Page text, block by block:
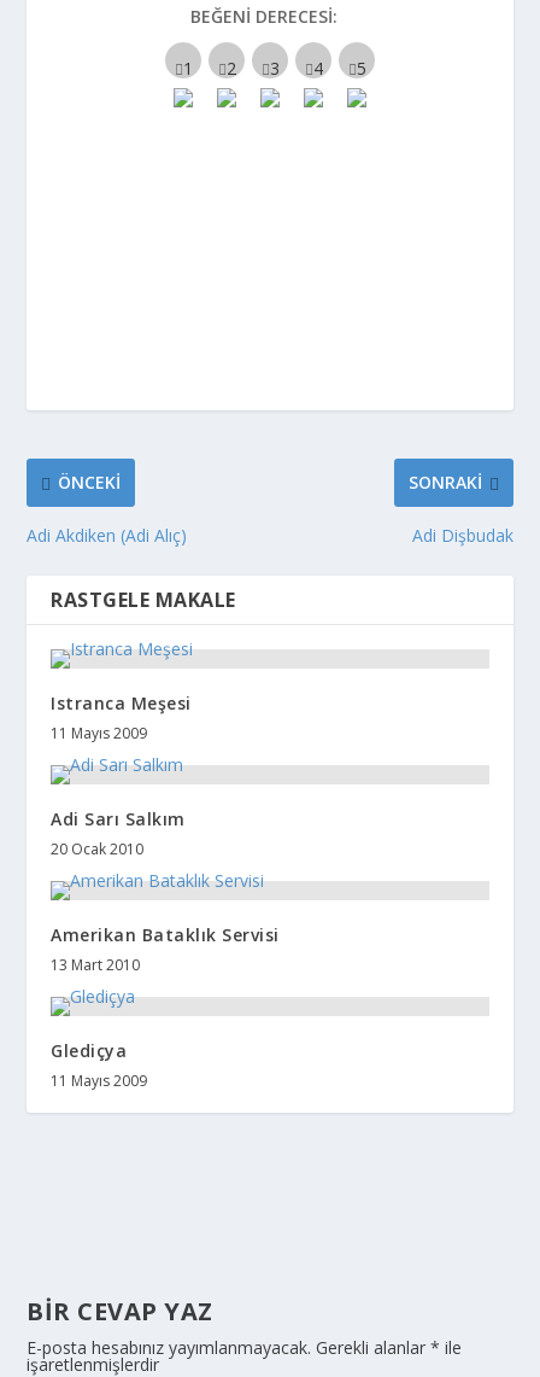
BEĞENI DERECESI:
ÖNCEKI
Adi Akdiken (Adi Alıç)
SONRAKI
Adi Dişbudak
RASTGELE MAKALE
Istranca Meşesi
11 Mayıs 2009
Adi Sarı Salkım
20 Ocak 2010
Amerikan Bataklık Servisi
13 Mart 2010
Glediçya
11 Mayıs 2009
BIR CEVAP YAZ
E-posta hesabınız yayımlanmayacak. Gerekli alanlar* ile
işaretlenmişlerdir